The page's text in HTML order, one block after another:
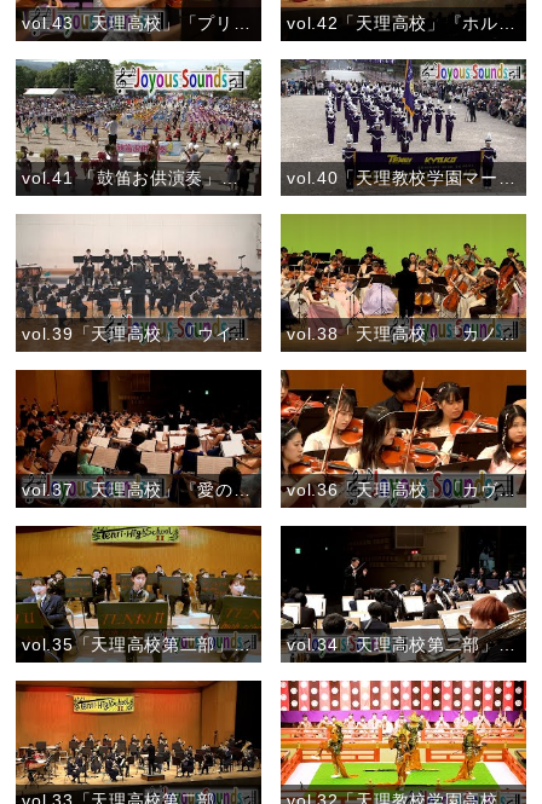
vol.41 「鼓笛お供演奏」（7月30日）『ありがとう！夏のおぢば』 vol.40「天理教校学園マーチングバンド部」『創部47年間御礼のお供演奏』
vol.39「天理高校」「ウインドオーケストラのためのマインドスケープ」 vol.38「天理高校」『カノン』
vol.37「天理高校」『愛の挨拶』 vol.36「天理高校」「カヴァレリア ルスティカーナ より『間奏曲』」
vol.35「天理高校第二部」『風になりたい』 vol.34「天理高校第二部」『宝島』